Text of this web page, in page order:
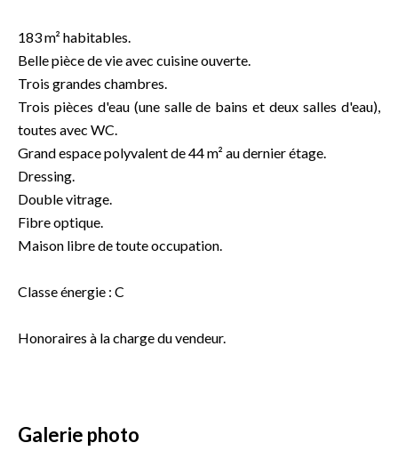
183 m² habitables.
Belle pièce de vie avec cuisine ouverte.
Trois grandes chambres.
Trois pièces d'eau (une salle de bains et deux salles d'eau),
toutes avec WC.
Grand espace polyvalent de 44 m² au dernier étage.
Dressing.
Double vitrage.
Fibre optique.
Maison libre de toute occupation.
Classe énergie : C
Honoraires à la charge du vendeur.
Galerie photo